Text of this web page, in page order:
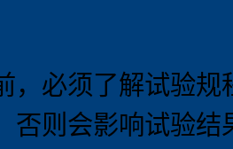
，必须了解试验
否则会影响试验结